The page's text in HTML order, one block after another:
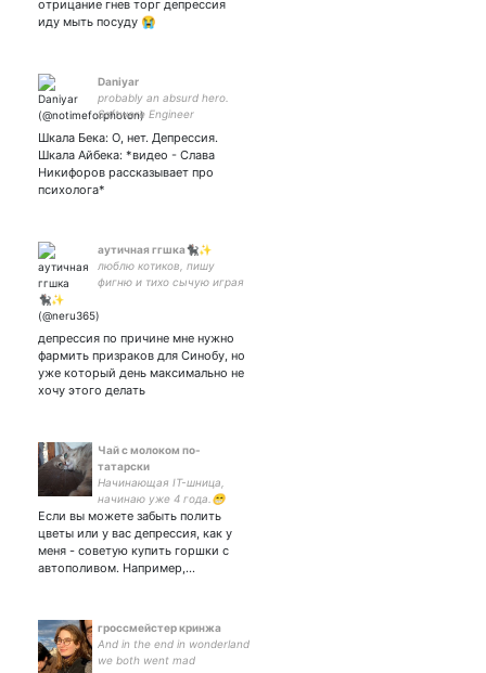
отрицание гнев торг депрессия
иду мыть посуду 😭
Daniyar
probably an absurd hero.
Software Engineer
Шкала Бека: О, нет. Депрессия.
Шкала Айбека: *видео - Слава
Никифоров рассказывает про
психолога*
аутичная ггшка🐈‍⬛✨
люблю котиков, пишу
фигню и тихо сычую играя
депрессия по причине мне нужно
фармить призраков для Синобу, но
уже который день максимально не
хочу этого делать
Чай с молоком по-
татарски
Начинающая IT-шница,
начинаю уже 4 года.😁
Ною здесь о всякой херне,
выращиваю хищные и
экзотические растения,
мечтаю свалить из России,
пью чай, ем кызылык. 🫖
Если вы можете забыть полить
цветы или у вас депрессия, как у
меня - советую купить горшки с
автополивом. Например,…
гроссмейстер кринжа
And in the end in wonderland
we both went mad